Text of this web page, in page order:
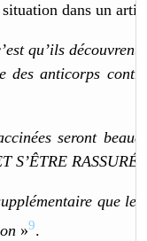
dans un
qu’ils
des anticorps
seront
S’ÊTRE
que
»9.